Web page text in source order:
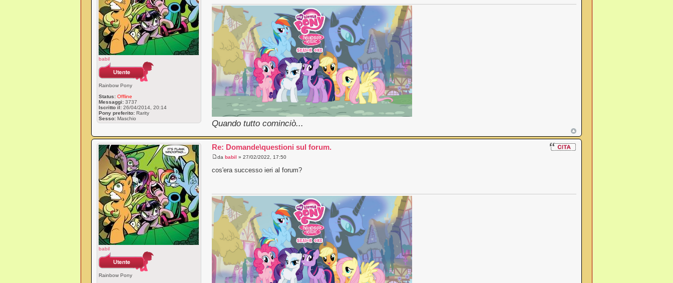
Quando tutto cominciò...
babil
Rainbow Pony
Status: Offline
Messaggi: 3737
Iscritto il: 26/04/2014, 20:14
Pony preferito: Rarity
Sesso: Maschio
Re: Domande\questioni sul forum.
da babil » 27/02/2022, 17:50
cos'era successo ieri al forum?
babil
Rainbow Pony